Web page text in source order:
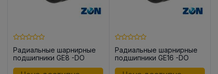
Радиальные шарнирные
подшипники GE8 -DO
Радиальные шарнирные
подшипники GE16 -DO